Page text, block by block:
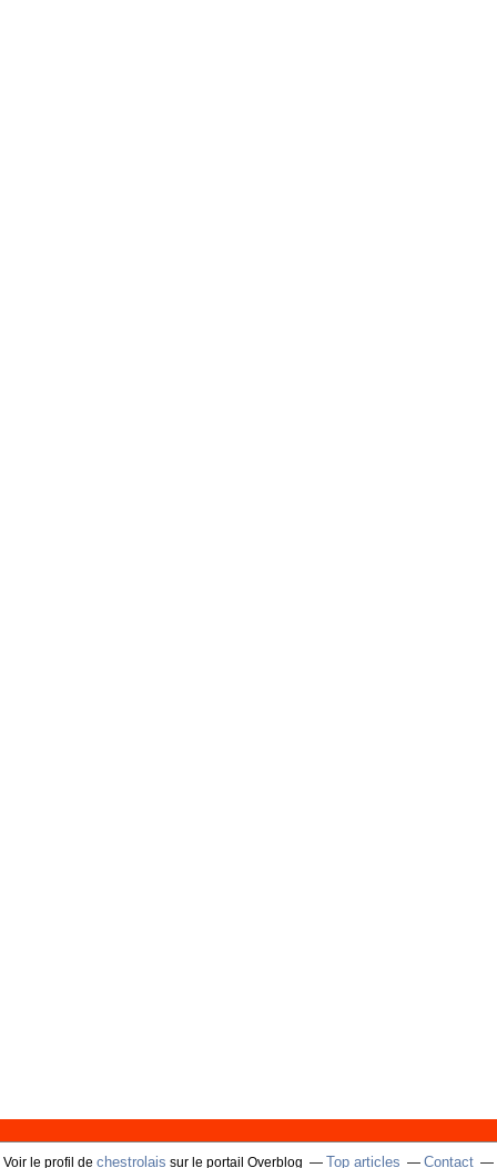
Voir le profil de chestrolais sur le portail Overblog Top articles Contact